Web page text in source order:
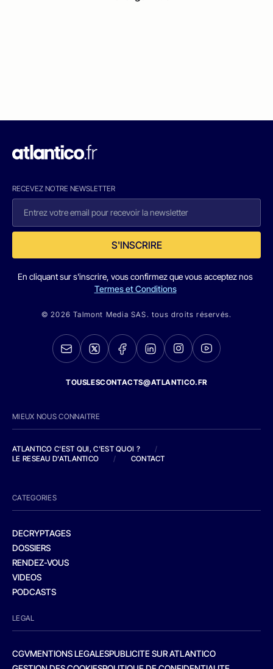
RECEVEZ NOTRE NEWSLETTER
S'INSCRIRE
En cliquant sur s'inscrire, vous confirmez que vous acceptez nos
Termes et Conditions
© 2026 Talmont Media SAS. tous droits réservés.
TOUSLESCONTACTS@ATLANTICO.FR
MIEUX NOUS CONNAITRE
ATLANTICO C'EST QUI, C'EST QUOI ?
/
LE RESEAU D'ATLANTICO
/ CONTACT
CATEGORIES
DECRYPTAGES
DOSSIERS
RENDEZ-VOUS
VIDEOS
PODCASTS
LEGAL
CGVMENTIONS LEGALESPUBLICITE SUR ATLANTICO